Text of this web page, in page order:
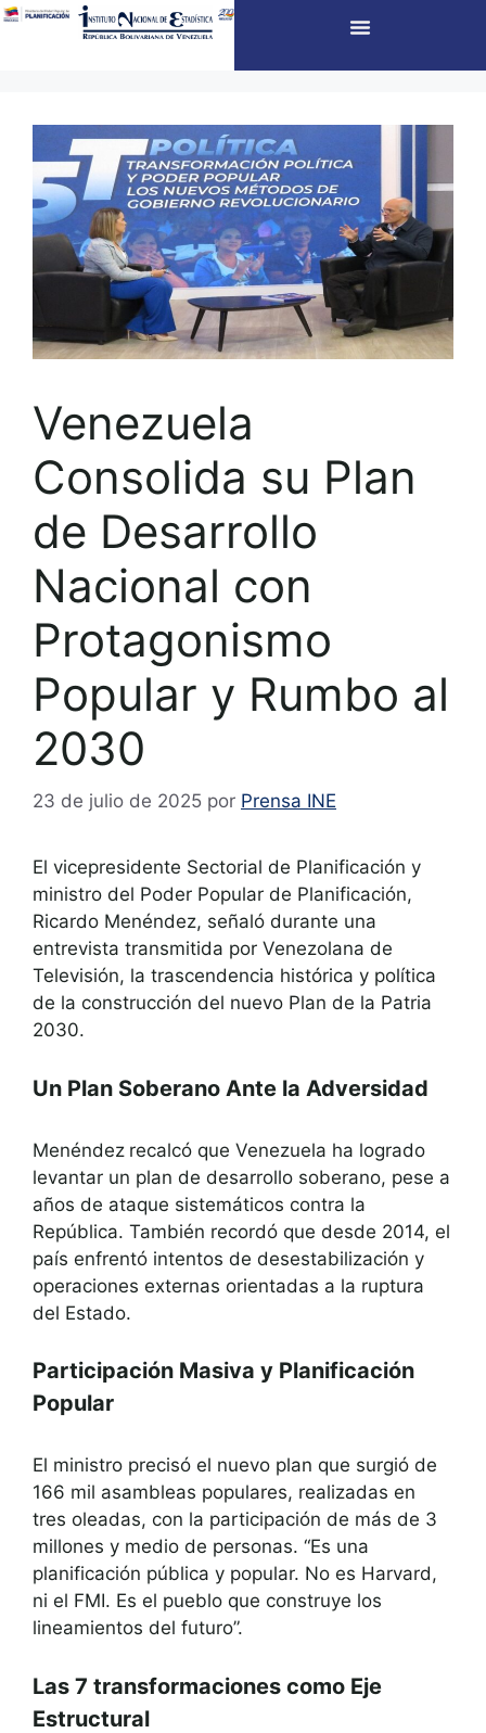
Venezuela
Consolida su Plan
de Desarrollo
Nacional con
Protagonismo
Popular y Rumbo al
2030
23 de julio de 2025 por Prensa INE
El vicepresidente Sectorial de Planificación y
ministro del Poder Popular de Planificación,
Ricardo Menéndez, señaló durante una
entrevista transmitida por Venezolana de
Televisión, la trascendencia histórica y política
de la construcción del nuevo Plan de la Patria
2030.
Un Plan Soberano Ante la Adversidad
Menéndez recalcó que Venezuela ha logrado
levantar un plan de desarrollo soberano, pese a
años de ataque sistemáticos contra la
República. También recordó que desde 2014, el
país enfrentó intentos de desestabilización y
operaciones externas orientadas a la ruptura
del Estado.
Participación Masiva y Planificación
Popular
El ministro precisó el nuevo plan que surgió de
166 mil asambleas populares, realizadas en
tres oleadas, con la participación de más de 3
millones y medio de personas. “Es una
planificación pública y popular. No es Harvard,
ni el FMI. Es el pueblo que construye los
lineamientos del futuro”.
Las 7 transformaciones como Eje
Estructural